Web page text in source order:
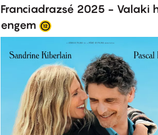
Franciadrazsé 2025 - Valaki
engem